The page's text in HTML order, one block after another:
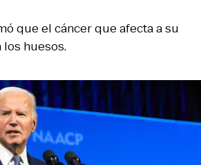
que el cáncer que afecta a su
huesos.